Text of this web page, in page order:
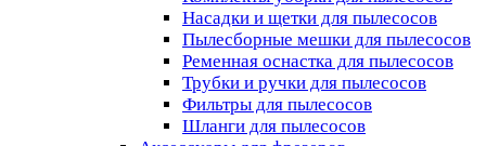
Насадки и щетки для пылесосов
Пылесборные мешки для пылесосов
Ременная оснастка для пылесосов
Трубки и ручки для пылесосов
Фильтры для пылесосов
Шланги для пылесосов